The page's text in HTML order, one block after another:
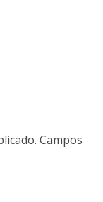
Campos